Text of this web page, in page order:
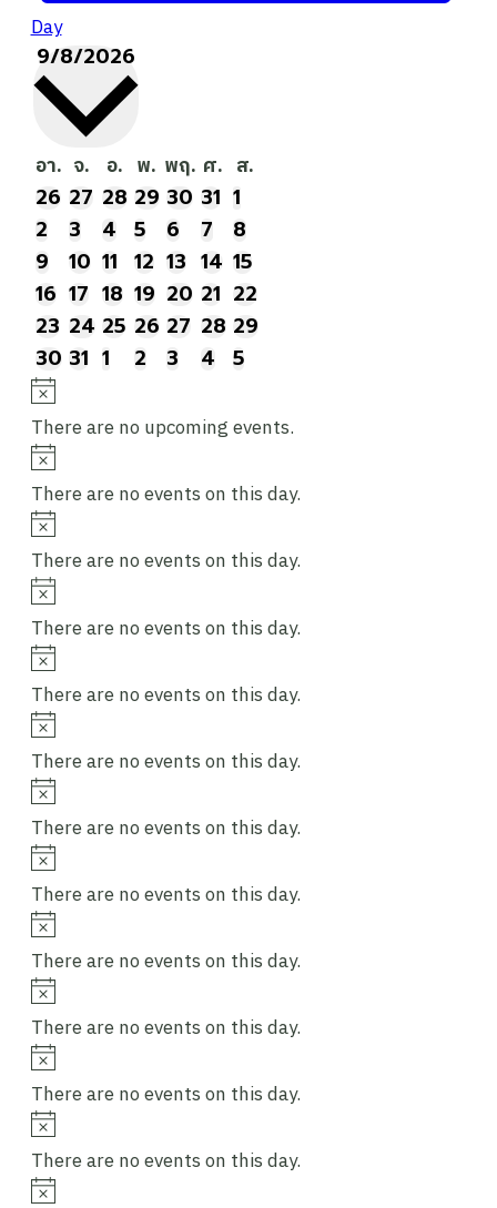
Day
9/8/2026
Calendar
Of
Events
อา. วัน
อาทิตย์
จ. วัน
จันทร์
อ. วัน
อังคาร
พ. วัน
พุธ
พฤ. วัน
พฤหัสบดี
ศ. วัน
ศุกร์
ส.
0
Events
26 0
Events
27 0
Events
28 0
Events
29 0
Events
30 0
Events
31 0
Events
1
0
Events
2 0
Events
3 0
Events
4 0
Events
5 0
Events
6 0
Events
7 0
Events
8
0
Events
9 0
Events
10 0
Events
11 0
Events
12 0
Events
13 0
Events
14 0
Events
15
0
Events
16 0
Events
17 0
Events
18 0
Events
19 0
Events
20 0
Events
21 0
Events
22
0
Events
23 0
Events
24 0
Events
25 0
Events
26 0
Events
27 0
Events
28 0
Events
29
0
Events
30 0
31 0
1 0
2 0
3 0
4 0
5
Notice
There are no upcoming events.
Notice
There are no events on this day.
Notice
There are no events on this day.
Notice
There are no events on this day.
Notice
There are no events on this day.
Notice
There are no events on this day.
Notice
There are no events on this day.
Notice
There are no events on this day.
Notice
There are no events on this day.
Notice
There are no events on this day.
Notice
There are no events on this day.
Notice
There are no events on this day.
Notice